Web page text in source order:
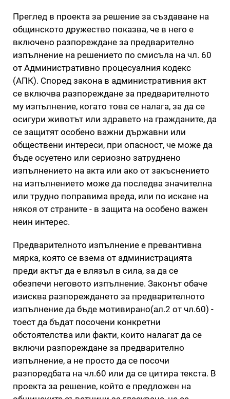
Преглед в проекта за решение за създаване на
общинското дружество показва, че в него е
включено разпореждане за предварително
изпълнение на решението по смисъла на чл. 60
от Административно процесуалния кодекс
(АПК). Според закона в административния акт
се включва разпореждане за предварителното
му изпълнение, когато това се налага, за да се
осигури животът или здравето на гражданите, да
се защитят особено важни държавни или
обществени интереси, при опасност, че може да
бъде осуетено или сериозно затруднено
изпълнението на акта или ако от закъснението
на изпълнението може да последва значителна
или трудно поправима вреда, или по искане на
някоя от страните - в защита на особено важен
неин интерес.
Предварителното изпълнение е превантивна
мярка, която се взема от администрацията
преди актът да е влязъл в сила, за да се
обезпечи неговото изпълнение. Законът обаче
изисква разпореждането за предварителното
изпълнение да бъде мотивирано(ал.2 от чл.60) -
тоест да бъдат посочени конкретни
обстоятелства или факти, които налагат да се
включи разпореждане за предварително
изпълнение, а не просто да се посочи
разпоредбата на чл.60 или да се цитира текста. В
проекта за решение, който е предложен на